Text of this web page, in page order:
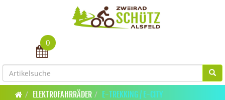
Toggle navigation
0
ELEKTROFAHRRÄDER E-TREKKING / E-CITY